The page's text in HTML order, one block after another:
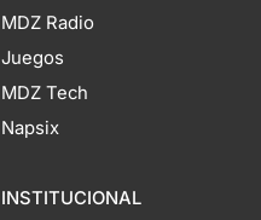
MDZ Radio
Juegos
MDZ Tech
Napsix
INSTITUCIONAL